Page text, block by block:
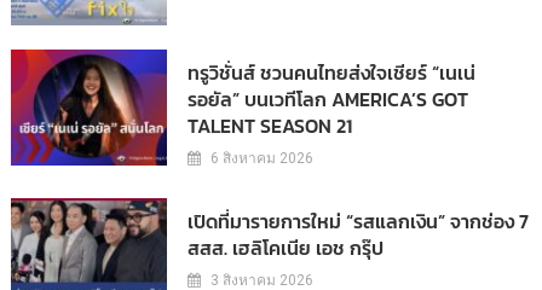
ทรูวิชั่นส์ ชวนคนไทยส่งใจเชียร์ “เนเน่
รอยัล” บนเวทีโลก AMERICA’S GOT
TALENT SEASON 21
6 สิงหาคม 2026
เปิดที่มารายการใหม่ “รสแลกเงิน” จากช่อง 7
สสส. เฮลิโคเนีย เอช กรุ๊ป
3 สิงหาคม 2026